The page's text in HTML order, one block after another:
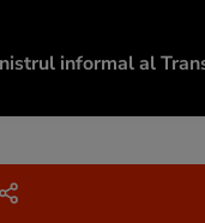
informal al